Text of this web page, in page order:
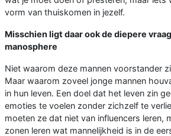
vorm van thuiskomen in jezelf.
Misschien ligt daar ook de diepere
manosphere
Niet waarom deze mannen voorstander
Maar waarom zoveel jonge mannen
in hun leven. Een doel dat het leven zin
emoties te voelen zonder zichzelf te
moeten ze dat niet van influencers leren,
zonen leren wat mannelijkheid is in de